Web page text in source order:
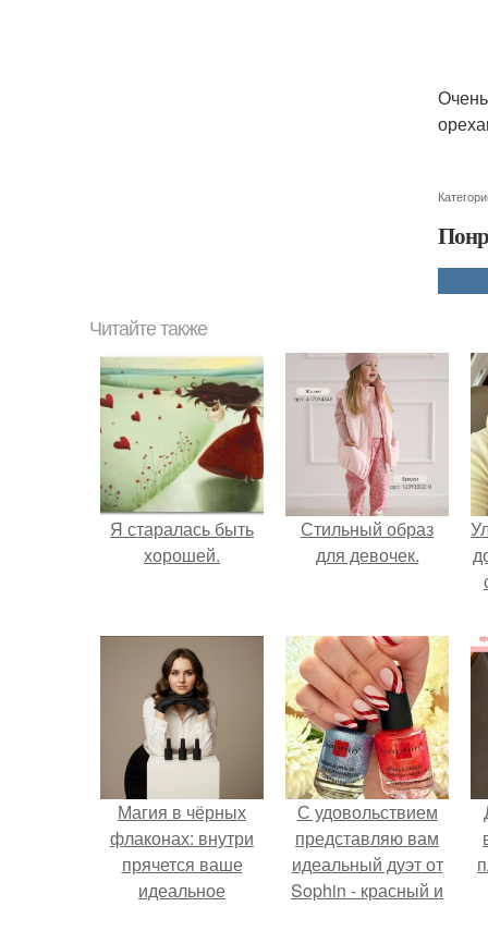
Читайте также
Я старалась быть
хорошей.
Стильный образ
для девочек.
Магия в чёрных
флаконах: внутри
прячется ваше
идеальное
С удовольствием
представляю вам
идеальный дуэт от
Sophin - красный и